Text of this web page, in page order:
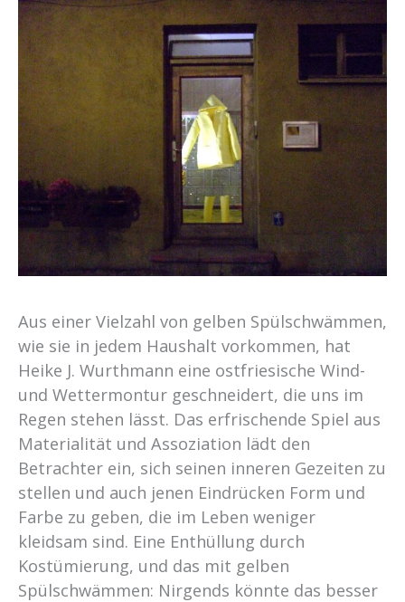
Aus einer Vielzahl von gelben Spülschwämmen,
wie sie in jedem Haushalt vorkommen, hat
Heike J. Wurthmann eine ostfriesische Wind-
und Wettermontur geschneidert, die uns im
Regen stehen lässt. Das erfrischende Spiel aus
Materialität und Assoziation lädt den
Betrachter ein, sich seinen inneren Gezeiten zu
stellen und auch jenen Eindrücken Form und
Farbe zu geben, die im Leben weniger
kleidsam sind. Eine Enthüllung durch
Kostümierung, und das mit gelben
Spülschwämmen: Nirgends könnte das besser